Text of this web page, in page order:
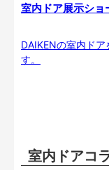
室内ドア展示ショ
DAIKENの室内ド
す。
室内ドアコ